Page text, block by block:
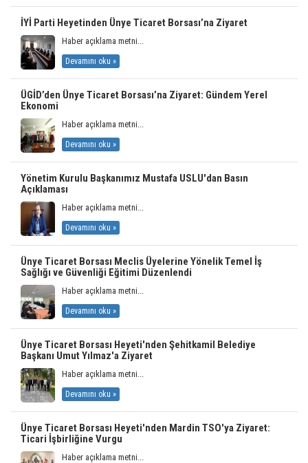
İYİ Parti Heyetinden Ünye Ticaret Borsası’na Ziyaret
Haber açıklama metni...
Devamını oku »
ÜGİD’den Ünye Ticaret Borsası’na Ziyaret: Gündem Yerel
Ekonomi
Haber açıklama metni...
Devamını oku »
Yönetim Kurulu Başkanımız Mustafa USLU'dan Basın
Açıklaması
Haber açıklama metni...
Devamını oku »
Ünye Ticaret Borsası Meclis Üyelerine Yönelik Temel İş
Sağlığı ve Güvenliği Eğitimi Düzenlendi
Haber açıklama metni...
Devamını oku »
Ünye Ticaret Borsası Heyeti'nden Şehitkamil Belediye
Başkanı Umut Yılmaz'a Ziyaret
Haber açıklama metni...
Devamını oku »
Ünye Ticaret Borsası Heyeti'nden Mardin TSO'ya Ziyaret:
Ticari İşbirliğine Vurgu
Haber açıklama metni...